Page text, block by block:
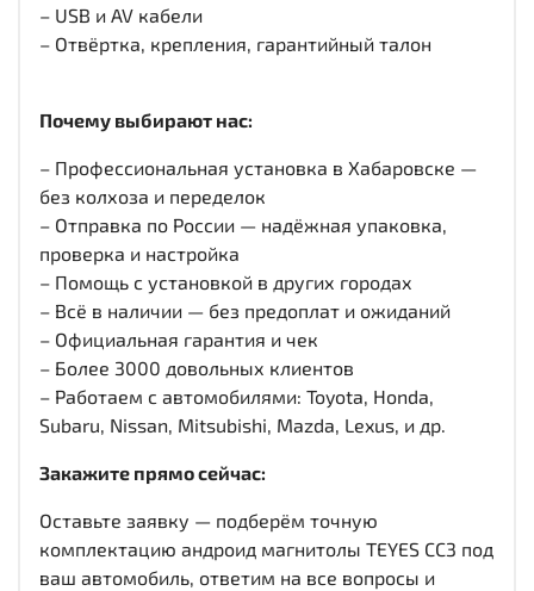
– USB и AV кабели
– Отвёртка, крепления, гарантийный талон
Почему выбирают нас:
– Профессиональная установка в Хабаровске —
без колхоза и переделок
– Отправка по России — надёжная упаковка,
проверка и настройка
– Помощь с установкой в других городах
– Всё в наличии — без предоплат и ожиданий
– Официальная гарантия и чек
– Более 3000 довольных клиентов
– Работаем с автомобилями: Toyota, Honda,
Subaru, Nissan, Mitsubishi, Mazda, Lexus, и др.
Закажите прямо сейчас:
Оставьте заявку — подберём точную
комплектацию андроид магнитолы TEYES CC3 под
ваш автомобиль, ответим на все вопросы и